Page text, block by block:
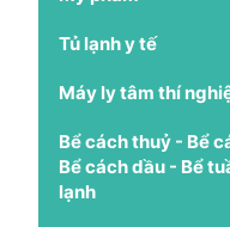
Tủ lạnh y tế
Máy ly tâm thí
Bể cách thuỷ - Bể
Bể cách dầu - Bể
lạnh